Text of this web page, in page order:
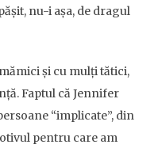
nu-i așa, de dragul
și cu mulți tătici,
Faptul că Jennifer
“implicate”, din
pentru care am